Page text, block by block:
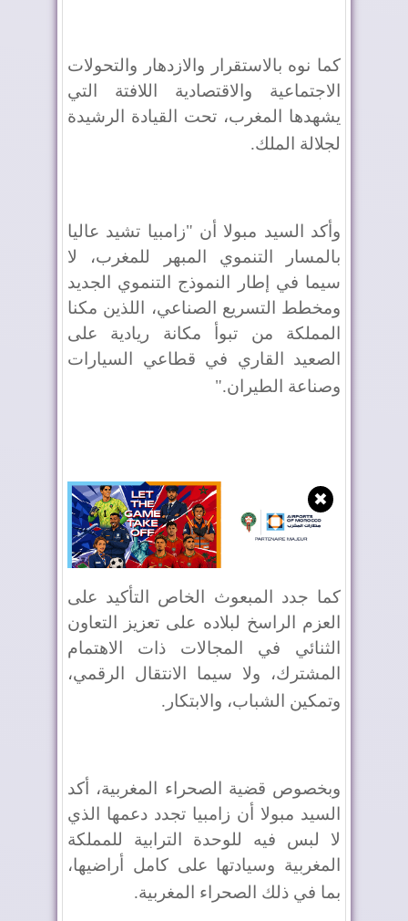
كما نوه بالاستقرار والازدهار والتحولات
الاجتماعية والاقتصادية اللافتة التي
يشهدها المغرب، تحت القيادة الرشيدة
لجلالة الملك.
وأكد السيد مبولا أن "زامبيا تشيد عاليا
بالمسار التنموي المبهر للمغرب، لا
سيما في إطار النموذج التنموي الجديد
ومخطط التسريع الصناعي، اللذين مكنا
المملكة من تبوأ مكانة ريادية على
الصعيد القاري في قطاعي السيارات
وصناعة الطيران".
✖
كما جدد المبعوث الخاص التأكيد على
العزم الراسخ لبلاده على تعزيز التعاون
الثنائي في المجالات ذات الاهتمام
المشترك، ولا سيما الانتقال الرقمي،
وتمكين الشباب، والابتكار .
وبخصوص قضية الصحراء المغربية، أكد
السيد مبولا أن زامبيا تجدد دعمها الذي
لا لبس فيه للوحدة الترابية للمملكة
المغربية وسيادتها على كامل أراضيها،
بما في ذلك الصحراء المغربية.